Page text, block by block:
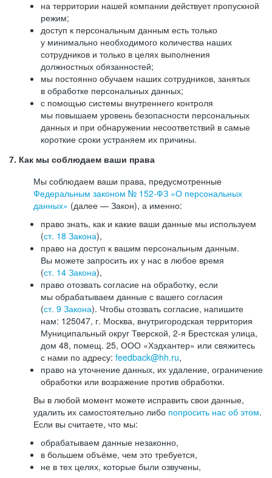
на территории нашей компании действует пропускной
режим;
доступ к персональным данным есть только
у минимально необходимого количества наших
сотрудников и только в целях выполнения
должностных обязанностей;
мы постоянно обучаем наших сотрудников, занятых
в обработке персональных данных;
с помощью системы внутреннего контроля
мы повышаем уровень безопасности персональных
данных и при обнаружении несоответствий в самые
короткие сроки устраняем их причины.
7. Как мы соблюдаем ваши права
Мы соблюдаем ваши права, предусмотренные
Федеральным законом № 152-ФЗ «О персональных
данных» (далее — Закон), а именно:
право знать, как и какие ваши данные мы используем
(ст. 18 Закона),
право на доступ к вашим персональным данным.
Вы можете запросить их у нас в любое время
(ст. 14 Закона),
право отозвать согласие на обработку, если
мы обрабатываем данные с вашего согласия
(ст. 9 Закона). Чтобы отозвать согласие, напишите
нам: 125047, г. Москва, внутригородская территория
Муниципальный округ Тверской, 2-я Брестская улица,
дом 48, помещ. 25, ООО «Хэдхантер» или свяжитесь
с нами по адресу: feedback@hh.ru,
право на уточнение данных, их удаление, ограничение
обработки или возражение против обработки.
Вы в любой момент можете исправить свои данные,
удалить их самостоятельно либо попросить нас об этом.
Если вы считаете, что мы:
обрабатываем данные незаконно,
в большем объёме, чем это требуется,
не в тех целях, которые были озвучены,